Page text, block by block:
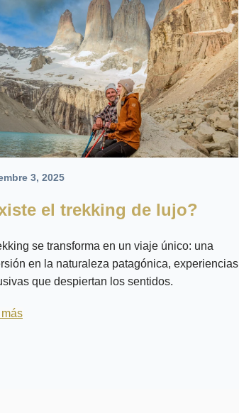
3, 2025
el trekking de lujo?
se transforma en un viaje único: una
en la naturaleza patagónica, experiencias
que despiertan los sentidos.
más